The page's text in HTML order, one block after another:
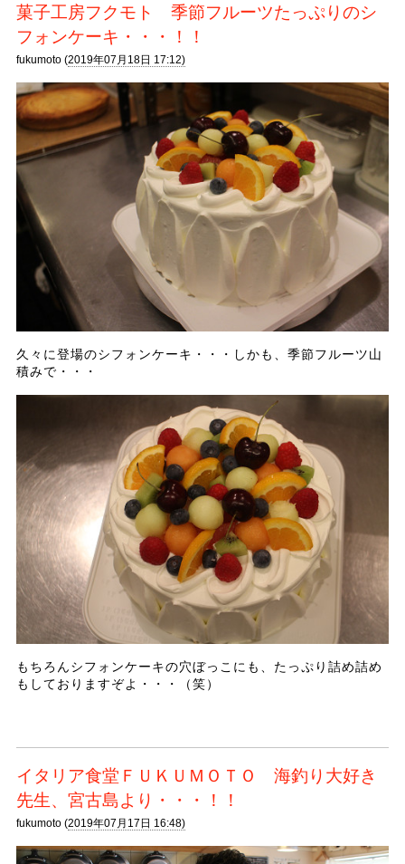
菓子工房フクモト 季節フルーツたっぷりのシ
フォンケーキ・・・！！
fukumoto (2019年07月18日 17:12)
久々に登場のシフォンケーキ・・・しかも、季節フルーツ山
積みで・・・
もちろんシフォンケーキの穴ぼっこにも、たっぷり詰め詰め
もしておりますぞよ・・・（笑）
イタリア食堂ＦＵＫＵＭＯＴＯ 海釣り大好き
先生、宮古島より・・・！！
fukumoto (2019年07月17日 16:48)